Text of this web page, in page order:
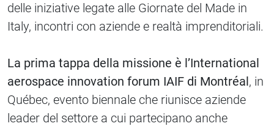
delle iniziative legate alle Giornate del Made in
Italy, incontri con aziende e realtà imprenditoriali.
La prima tappa della missione è l’International
aerospace innovation forum IAIF di Montréal, in
Québec, evento biennale che riunisce aziende
leader del settore a cui partecipano anche